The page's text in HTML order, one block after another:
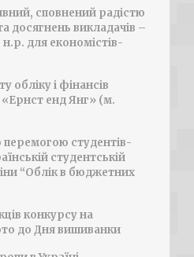
сповнений радістю
досягнень викладачів –
для економістів-
обліку і фінансів
«Ернст енд Янг» (м.
перемогою студентів-
студентській
“Облік в бюджетних
конкурсу на
до Дня вишиванки